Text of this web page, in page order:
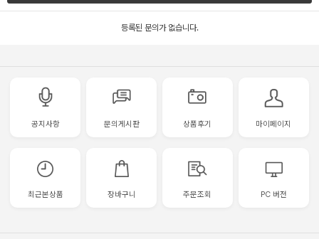
등록된 문의가 없습니다.
공지사항 문의게시판 상품후기 마이페이지
최근본상품 장바구니 주문조회 PC 버전